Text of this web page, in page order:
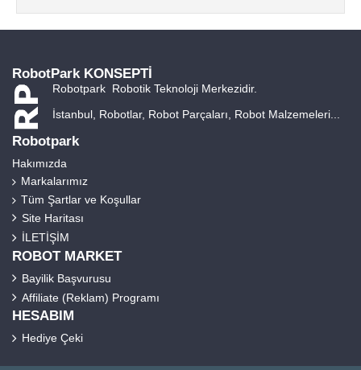
RobotPark KONSEPTİ
Robotpark Robotik Teknoloji Merkezidir.
İstanbul, Robotlar, Robot Parçaları, Robot Malzemeleri...
Robotpark
Hakımızda
Markalarımız
Tüm Şartlar ve Koşullar
Site Haritası
İLETİŞİM
ROBOT MARKET
Bayilik Başvurusu
Affiliate (Reklam) Programı
HESABIM
Hediye Çeki